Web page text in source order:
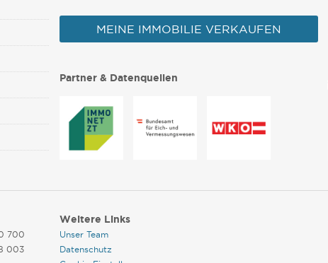
MEINE IMMOBILIE VERKAUFEN
Partner & Datenquellen
700
003
Weitere Links
Unser Team
Datenschutz